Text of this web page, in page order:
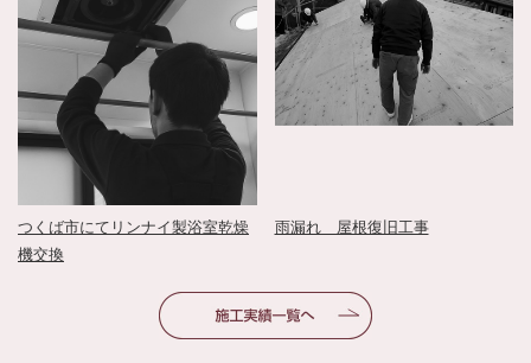
つくば市にてリンナイ製浴室乾燥
機交換
雨漏れ 屋根復旧工事